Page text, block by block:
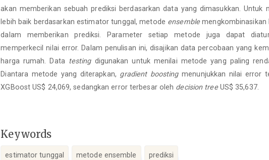
akan memberikan sebuah prediksi berdasarkan data yang dimasukkan. Untuk
lebih baik berdasarkan estimator tunggal, metode ensemblemengkombinasikan
dalam memberikan prediksi. Parameter setiap metode juga dapat
memperkecil nilai error. Dalam penulisan ini, disajikan data percobaan yang
harga rumah. Data
testing digunakan untuk menilai metode yang paling
Diantara metode yang diterapkan, gradient boostingmenunjukkan nilai error
XGBoost US$ 24,069, sedangkan error terbesar oleh decision treeUS$ 35,637.
Keywords
estimator tunggal metode ensemble prediksi